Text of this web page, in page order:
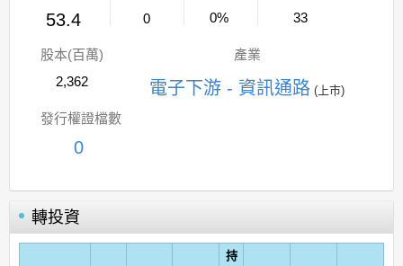
53.4
0
0%
33
股本(百萬)
2,362
產業
電子下游 - 資訊通路 (上市)
發行權證檔數
0
轉投資
持